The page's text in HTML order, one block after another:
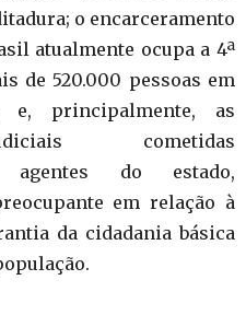
o encarceramento
atualmente ocupa a 4ª
de 520.000 pessoas em
e, principalmente, as
cometidas
agentes do estado,
em relação à
da cidadania básica